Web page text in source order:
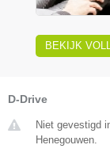
BEKIJK
D-Drive
Niet gevestigd
Henegouwen.